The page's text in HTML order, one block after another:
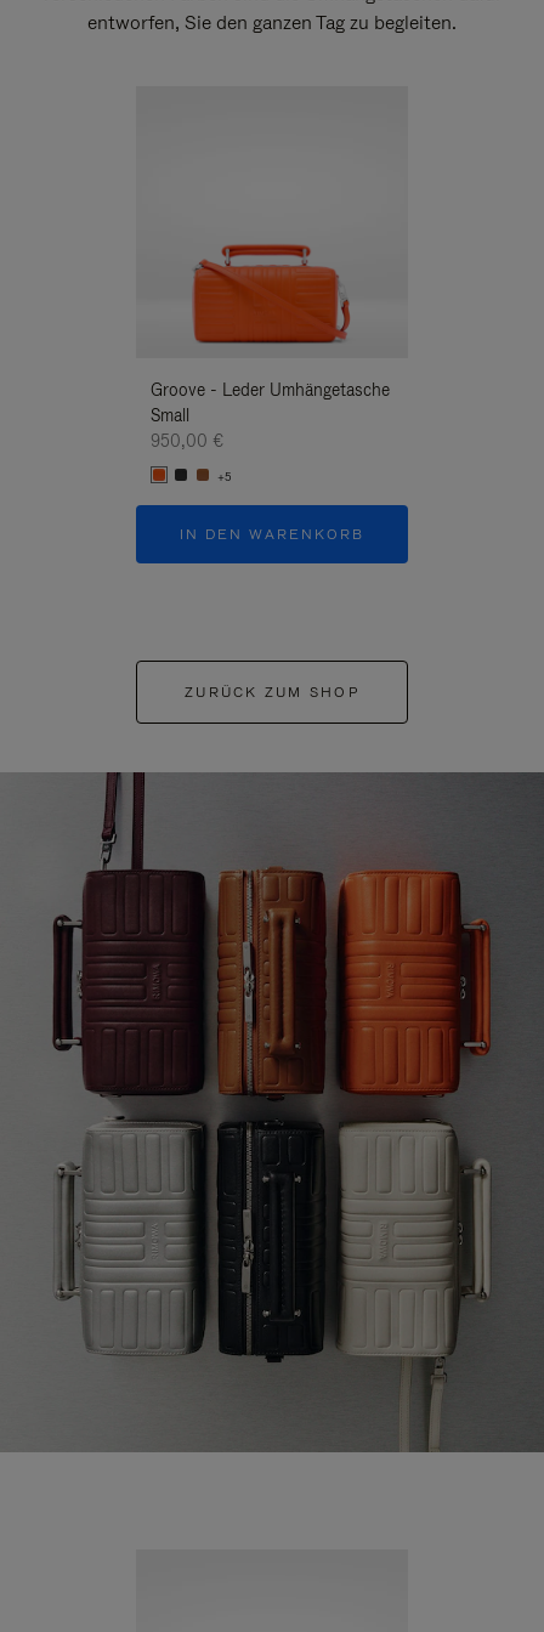
entworfen, Sie den ganzen Tag zu begleiten.
Groove - Leder Umhängetasche
Small
950,00 €
+5
IN DEN WARENKORB
ZURÜCK ZUM SHOP